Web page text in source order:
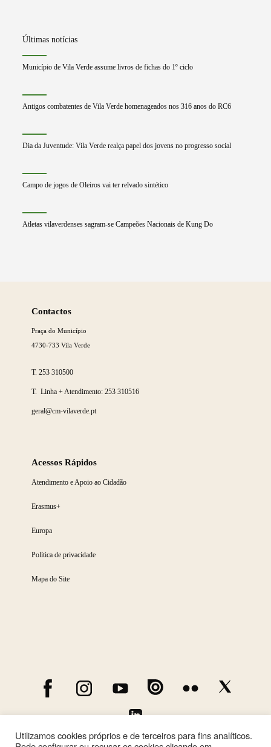
Últimas notícias
Município de Vila Verde assume livros de fichas do 1º ciclo
Antigos combatentes de Vila Verde homenageados nos 316 anos do RC6
Dia da Juventude: Vila Verde realça papel dos jovens no progresso social
Campo de jogos de Oleiros vai ter relvado sintético
Atletas vilaverdenses sagram-se Campeões Nacionais de Kung Do
Contactos
Praça do Município
4730-733 Vila Verde
T.253 310500
T. Linha + Atendimento: 253 310516
geral@cm-vilaverde.pt
Acessos Rápidos
Atendimento e Apoio ao Cidadão
Erasmus+
Europa
Política de privacidade
Mapa do Site
Utilizamos cookies próprios e de terceiros para fins analíticos.